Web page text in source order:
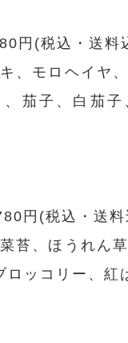
円(税込・送料
、モロヘイヤ
茄子、白茄子
円(税込・送料
苔、ほうれん
ロッコリー、紅